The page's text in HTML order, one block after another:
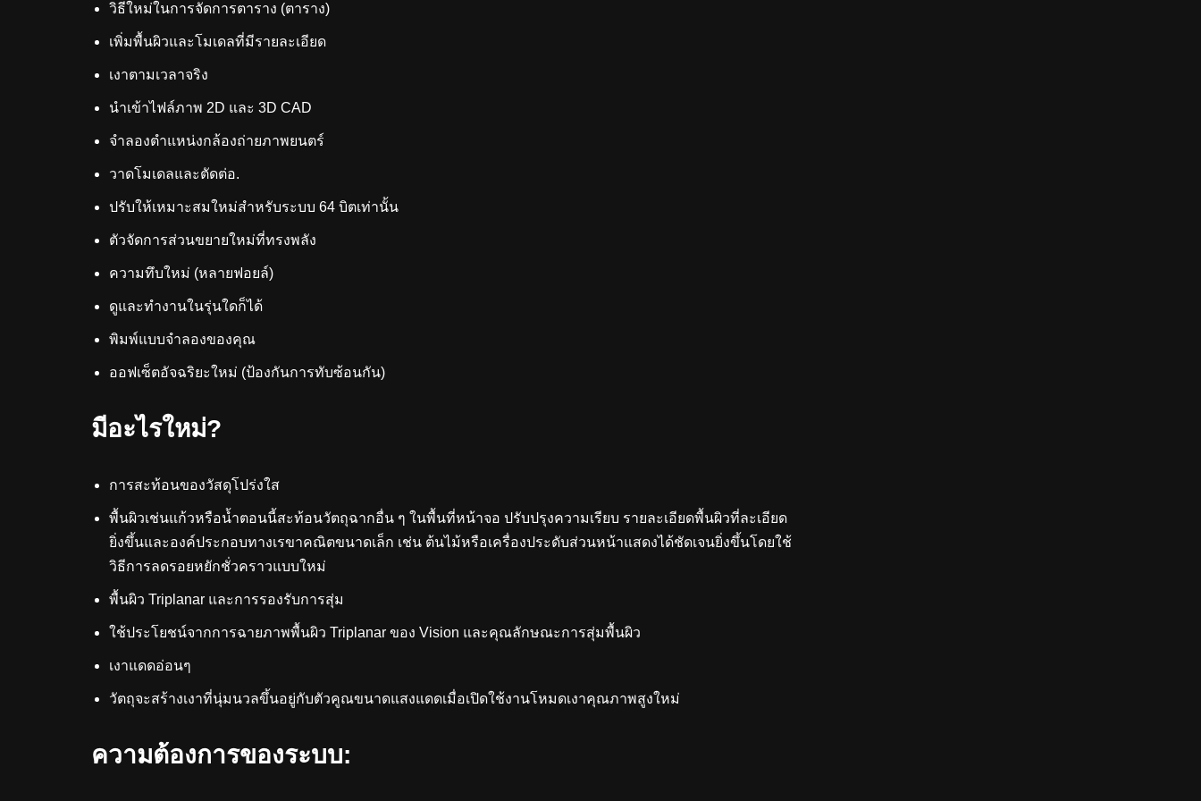
วิธีใหม่ในการจัดการตาราง (ตาราง)
เพิ่มพื้นผิวและโมเดลที่มีรายละเอียด
เงาตามเวลาจริง
นำเข้าไฟล์ภาพ 2D และ 3D CAD
จำลองตำแหน่งกล้องถ่ายภาพยนตร์
วาดโมเดลและตัดต่อ.
ปรับให้เหมาะสมใหม่สำหรับระบบ 64 บิตเท่านั้น
ตัวจัดการส่วนขยายใหม่ที่ทรงพลัง
ความทึบใหม่ (หลายฟอยล์)
ดูและทำงานในรุ่นใดก็ได้
พิมพ์แบบจำลองของคุณ
ออฟเซ็ตอัจฉริยะใหม่ (ป้องกันการทับซ้อนกัน)
มีอะไรใหม่?
การสะท้อนของวัสดุโปร่งใส
พื้นผิวเช่นแก้วหรือน้ำตอนนี้สะท้อนวัตถุฉากอื่น ๆ ในพื้นที่หน้าจอ ปรับปรุงความเรียบ รายละเอียดพื้นผิวที่ละเอียด
ยิ่งขึ้นและองค์ประกอบทางเรขาคณิตขนาดเล็ก เช่น ต้นไม้หรือเครื่องประดับส่วนหน้าแสดงได้ชัดเจนยิ่งขึ้นโดยใช้
วิธีการลดรอยหยักชั่วคราวแบบใหม่
พื้นผิว Triplanar และการรองรับการสุ่ม
ใช้ประโยชน์จากการฉายภาพพื้นผิว Triplanar ของ Vision และคุณลักษณะการสุ่มพื้นผิว
เงาแดดอ่อนๆ
วัตถุจะสร้างเงาที่นุ่มนวลขึ้นอยู่กับตัวคูณขนาดแสงแดดเมื่อเปิดใช้งานโหมดเงาคุณภาพสูงใหม่
ความต้องการของระบบ: